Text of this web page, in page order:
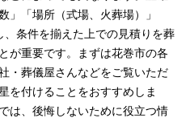
」「場所（式場、火葬場）」
、条件を揃えた上での見積りを葬
が重要です。まずは花巻市の各
・葬儀屋さんなどをご覧いただ
を付けることをおすすめしま
は、後悔しないために役立つ情